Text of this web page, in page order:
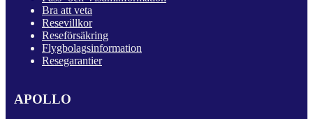
Bra att veta
Resevillkor
Reseförsäkring
Flygbolagsinformation
Resegarantier
APOLLO